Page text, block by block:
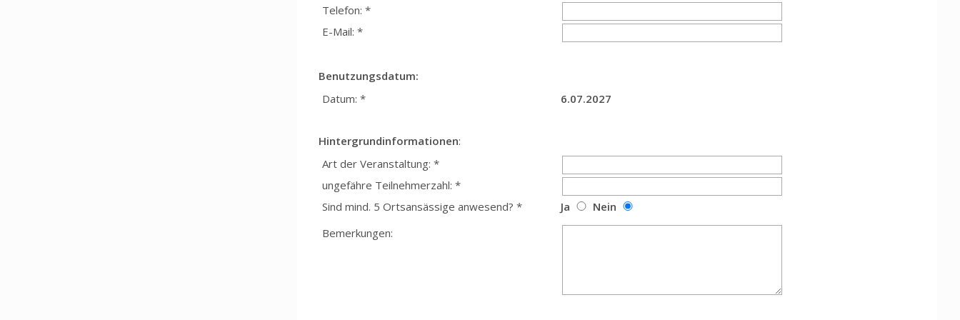
Telefon: *
E-Mail: *
Benutzungsdatum:
Datum: *
6.07.2027
Hintergrundinformationen:
Art der Veranstaltung: *
ungefähre Teilnehmerzahl: *
Sind mind. 5 Ortsansässige anwesend? *
Ja
Nein
Bemerkungen: